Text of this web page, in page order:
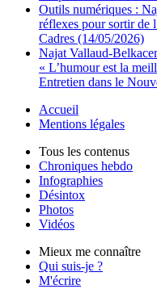
Outils numériques :
réflexes pour sortir de
Cadres (14/05/2026)
Najat Vallaud-
« L’humour est la
Entretien dans le
Accueil
Mentions légales
Tous les contenus
Chroniques hebdo
Infographies
Désintox
Photos
Vidéos
Mieux me connaître
Qui suis-je ?
M'écrire